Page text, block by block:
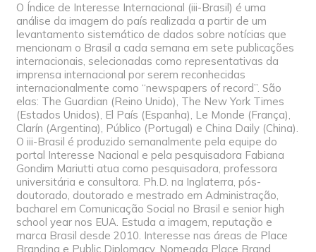
O Índice de Interesse Internacional (iii-Brasil) é uma
análise da imagem do país realizada a partir de um
levantamento sistemático de dados sobre notícias que
mencionam o Brasil a cada semana em sete publicações
internacionais, selecionadas como representativas da
imprensa internacional por serem reconhecidas
internacionalmente como “newspapers of record”. São
elas: The Guardian (Reino Unido), The New York Times
(Estados Unidos), El País (Espanha), Le Monde (França),
Clarín (Argentina), Público (Portugal) e China Daily (China).
O iii-Brasil é produzido semanalmente pela equipe do
portal Interesse Nacional e pela pesquisadora Fabiana
Gondim Mariutti atua como pesquisadora, professora
universitária e consultora. Ph.D. na Inglaterra, pós-
doutorado, doutorado e mestrado em Administração,
bacharel em Comunicação Social no Brasil e senior high
school year nos EUA. Estuda a imagem, reputação e
marca Brasil desde 2010. Interesse nas áreas de Place
Branding e Public Diplomacy. Nomeada Place Brand